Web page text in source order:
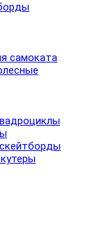
самоката